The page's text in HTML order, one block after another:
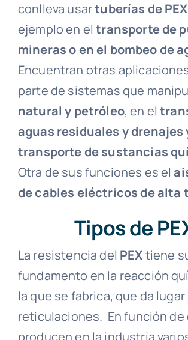
conlleva usartuberías de PEX
ejemplo en el transporte de
mineras o en el bombeo de
Encuentran otras
parte de sistemas que
natural y petróleo, en el
aguas residuales y drenajes
transporte de sustancias
Otra de sus funciones es el
de cables eléctricos de alta
Tipos de
La resistencia del PEXtiene
fundamento en la reacción
la que se fabrica, que da lugar
reticulaciones. En función
producen en la industria